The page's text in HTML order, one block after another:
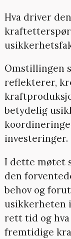
Hva driver
Omstillingen
reflekterer,
betydelig
investeringer.
I dette møtet
den
behov og
usikkerheten
rett tid og
fremtidige